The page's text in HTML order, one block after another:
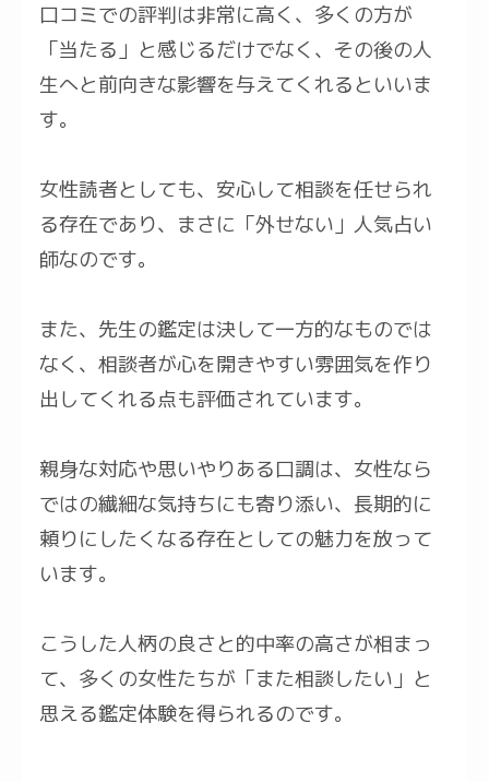
口コミでの評判は非常に高く、多くの方が
「当たる」と感じるだけでなく、その後の人
生へと前向きな影響を与えてくれるといいま
す。
女性読者としても、安心して相談を任せられ
る存在であり、まさに「外せない」人気占い
師なのです。
また、先生の鑑定は決して一方的なものでは
なく、相談者が心を開きやすい雰囲気を作り
出してくれる点も評価されています。
親身な対応や思いやりある口調は、女性なら
ではの繊細な気持ちにも寄り添い、長期的に
頼りにしたくなる存在としての魅力を放って
います。
こうした人柄の良さと的中率の高さが相まっ
て、多くの女性たちが「また相談したい」と
思える鑑定体験を得られるのです。